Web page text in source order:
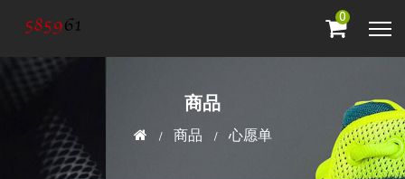
0
商品
商品 心愿单